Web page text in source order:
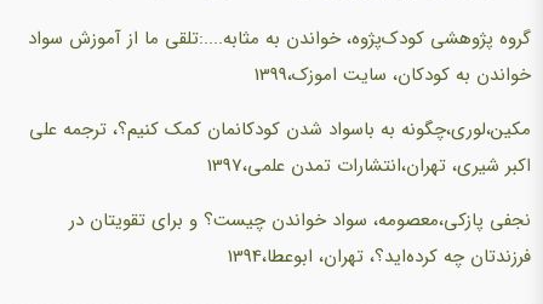
گروه پژوهشی کودک‌پژوه، خواندن به مثابه....:تلقی ما از آموزش سواد
خواندن به کودکان، سایت اموزک،1399
مکین،لوری،چگونه به باسواد شدن کودکانمان کمک کنیم؟، ترجمه علی
اکبر شیری، تهران،انتشارات تمدن علمی،1397
نجفی پازکی،معصومه، سواد خواندن چیست؟ و برای تقویتان در
فرزندتان چه کرده‌اید؟، تهران، ابوعطا،1394